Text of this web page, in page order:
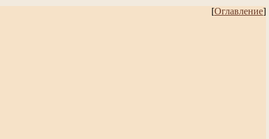
[Оглавление]